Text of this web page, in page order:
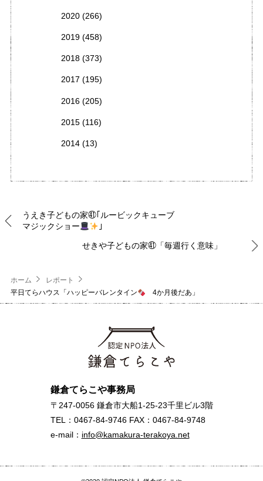
2020(266)
2019(458)
2018(373)
2017 (195)
2016(205)
2015(116)
2014(13)
うえき子どもの家㊶｢ルービックキューブ
マジックショー
｣
せきや子どもの家㊶「毎週行く意味」
ホーム
レポート
平日てらハウス「ハッピーバレンタイン
4か月後だあ」
鎌倉てらこや事務局
〒247-0056 鎌倉市大船1-25-23千里ビル3階
TEL：0467-84-9746 FAX：0467-84-9748
e-mail： info@kamakura-terakoya.net